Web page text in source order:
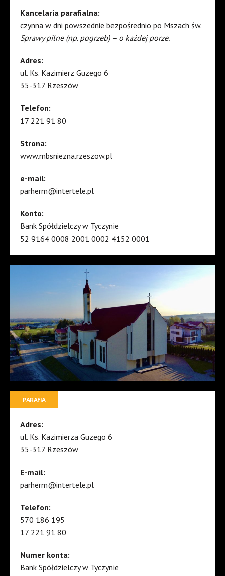
Kancelaria parafialna:
czynna w dni powszednie bezpośrednio po Mszach św.
Sprawy pilne (np. pogrzeb) – o każdej porze.
Adres:
ul. Ks. Kazimierz Guzego 6
35-317 Rzeszów
Telefon:
17 221 91 80
Strona:
www.mbsniezna.rzeszow.pl
e-mail:
parherm@intertele.pl
Konto:
Bank Spółdzielczy w Tyczynie
52 9164 0008 2001 0002 4152 0001
PARAFIA
Adres:
ul. Ks. Kazimierza Guzego 6
35-317 Rzeszów
E-mail:
parherm@intertele.pl
Telefon:
570 186 195
17 221 91 80
Numer konta:
Bank Spółdzielczy w Tyczynie